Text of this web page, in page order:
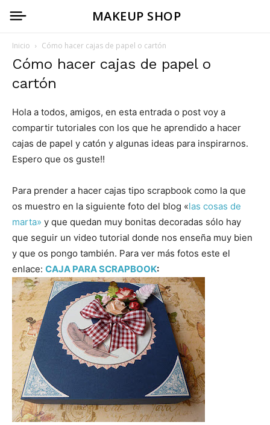
MAKEUP SHOP
Inicio Cómo hacer cajas de papel o cartón
Cómo hacer cajas de papel o
cartón
Hola a todos, amigos, en esta entrada o post voy a
compartir tutoriales con los que he aprendido a hacer
cajas de papel y catón y algunas ideas para inspirarnos.
Espero que os guste!!
Para prender a hacer cajas tipo scrapbook como la que
os muestro en la siguiente foto del blog «las cosas de
marta» y que quedan muy bonitas decoradas sólo hay
que seguir un video tutorial donde nos enseña muy bien
y que os pongo también. Para ver más fotos este el
enlace: CAJA PARA SCRAPBOOK: